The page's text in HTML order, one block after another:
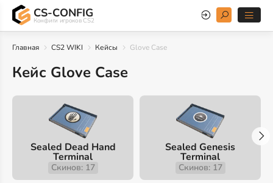
CS-CONFIG
Конфиги игроков CS2
Главная CS2 WIKI Кейсы Glove Case
Кейс Glove Case
Sealed Dead Hand
Terminal
Скинов: 17
Sealed Genesis
Terminal
Скинов: 17